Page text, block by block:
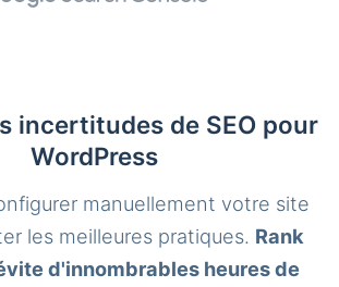
incertitudes de SEO pour
WordPress
manuellement votre site
les meilleures pratiques. Rank
d'innombrables heures de